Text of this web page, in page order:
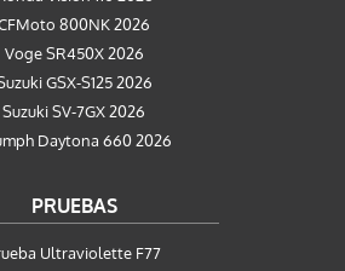
800NK 2026
Voge SR450X 2026
GSX-S125 2026
Suzuki SV-7GX 2026
Daytona 660 2026
PRUEBAS
Ultraviolette F77